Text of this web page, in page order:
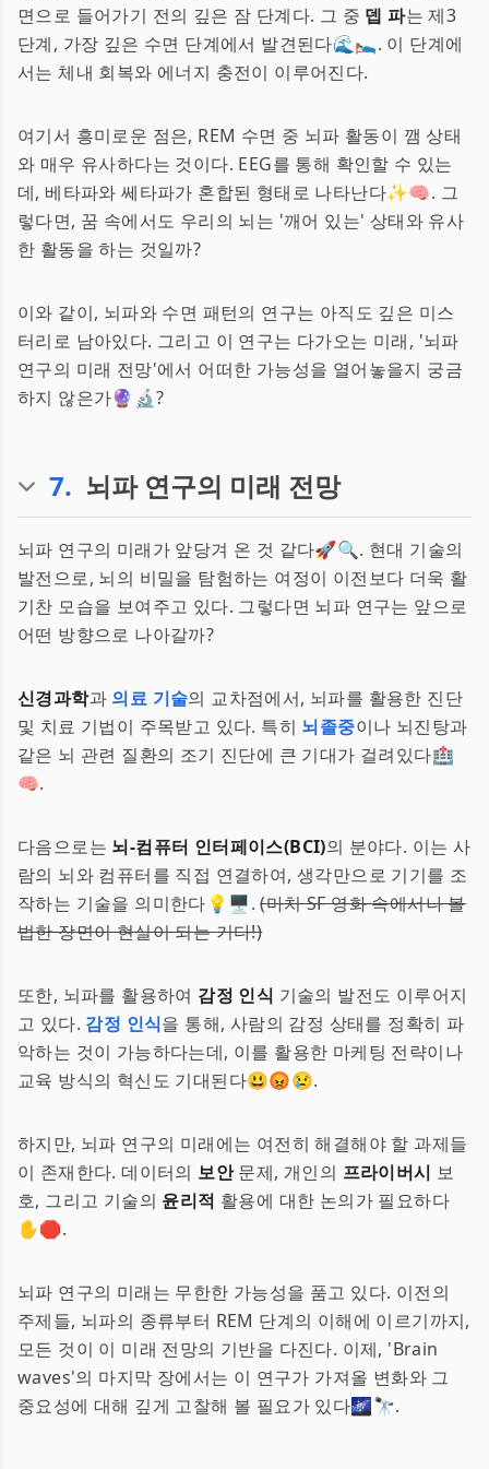
면으로 들어가기 전의 깊은 잠 단계다. 그 중 뎁 파는 제3
단계, 가장 깊은 수면 단계에서 발견된다🌊🛌. 이 단계에
서는 체내 회복와 에너지 충전이 이루어진다.
여기서 흥미로운 점은, REM 수면 중 뇌파 활동이 깸 상태
와 매우 유사하다는 것이다. EEG를 통해 확인할 수 있는
데, 베타파와 쎄타파가 혼합된 형태로 나타난다✨🧠. 그
렇다면, 꿈 속에서도 우리의 뇌는 '깨어 있는' 상태와 유사
한 활동을 하는 것일까?
이와 같이, 뇌파와 수면 패턴의 연구는 아직도 깊은 미스
터리로 남아있다. 그리고 이 연구는 다가오는 미래, '뇌파
연구의 미래 전망'에서 어떠한 가능성을 열어놓을지 궁금
하지 않은가🔮🔬?
7. 뇌파 연구의 미래 전망
뇌파 연구의 미래가 앞당겨 온 것 같다🚀🔍. 현대 기술의
발전으로, 뇌의 비밀을 탐험하는 여정이 이전보다 더욱 활
기찬 모습을 보여주고 있다. 그렇다면 뇌파 연구는 앞으로
어떤 방향으로 나아갈까?
신경과학과 의료 기술의 교차점에서, 뇌파를 활용한 진단
및 치료 기법이 주목받고 있다. 특히 뇌졸중이나 뇌진탕과
같은 뇌 관련 질환의 조기 진단에 큰 기대가 걸려있다🏥
🧠.
다음으로는 뇌-컴퓨터 인터페이스(BCI)의 분야다. 이는 사
람의 뇌와 컴퓨터를 직접 연결하여, 생각만으로 기기를 조
작하는 기술을 의미한다💡🖥.(마치 SF 영화 속에서나 볼
법한 장면이 현실이 되는 거다!)
또한, 뇌파를 활용하여 감정 인식 기술의 발전도 이루어지
고 있다. 감정 인식을 통해, 사람의 감정 상태를 정확히 파
악하는 것이 가능하다는데, 이를 활용한 마케팅 전략이나
교육 방식의 혁신도 기대된다😃😡😢.
하지만, 뇌파 연구의 미래에는 여전히 해결해야 할 과제들
이 존재한다. 데이터의 보안문제, 개인의 프라이버시 보
호, 그리고 기술의 윤리적 활용에 대한 논의가 필요하다
✋🛑.
뇌파 연구의 미래는 무한한 가능성을 품고 있다. 이전의
주제들, 뇌파의 종류부터 REM 단계의 이해에 이르기까지,
모든 것이 이 미래 전망의 기반을 다진다. 이제, 'Brain
waves'의 마지막 장에서는 이 연구가 가져올 변화와 그
중요성에 대해 깊게 고찰해 볼 필요가 있다🌌🔭.